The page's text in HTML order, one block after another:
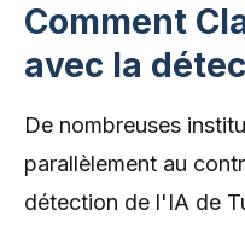
Comment
avec la
De nombreuses
parallèlement au
détection de l'IA de